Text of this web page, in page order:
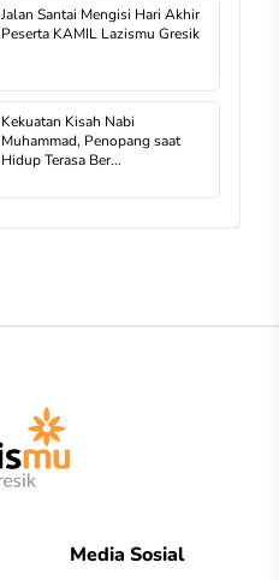
Jalan Santai Mengisi Hari Akhir
Peserta KAMIL Lazismu Gresik
Kekuatan Kisah Nabi
Muhammad, Penopang saat
Hidup Terasa Ber...
Media Sosial